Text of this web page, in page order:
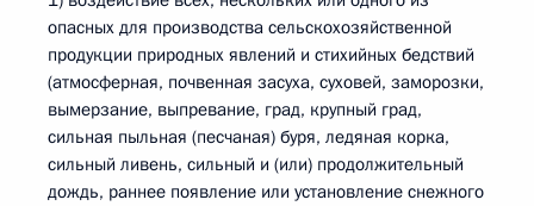
опасных для производства сельскохозяйственной
продукции природных явлений и стихийных бедствий
(атмосферная, почвенная засуха, суховей, заморозки,
вымерзание, выпревание, град, крупный град,
сильная пыльная (песчаная) буря, ледяная корка,
сильный ливень, сильный и (или) продолжительный
дождь, раннее появление или установление снежного